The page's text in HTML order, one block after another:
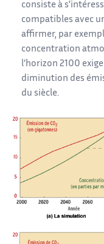
consiste à
compatibles avec
affirmer, par
concentration
l’horizon 2100
diminution des
du siècle.